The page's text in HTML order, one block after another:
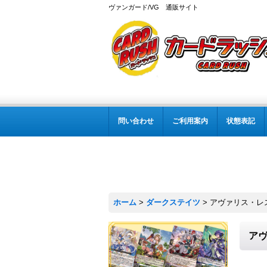
ヴァンガード/VG 通販サイト
問い合わせ ご利用案内 状態表記
ホーム > ダークステイツ > アヴァリス・レ
ア